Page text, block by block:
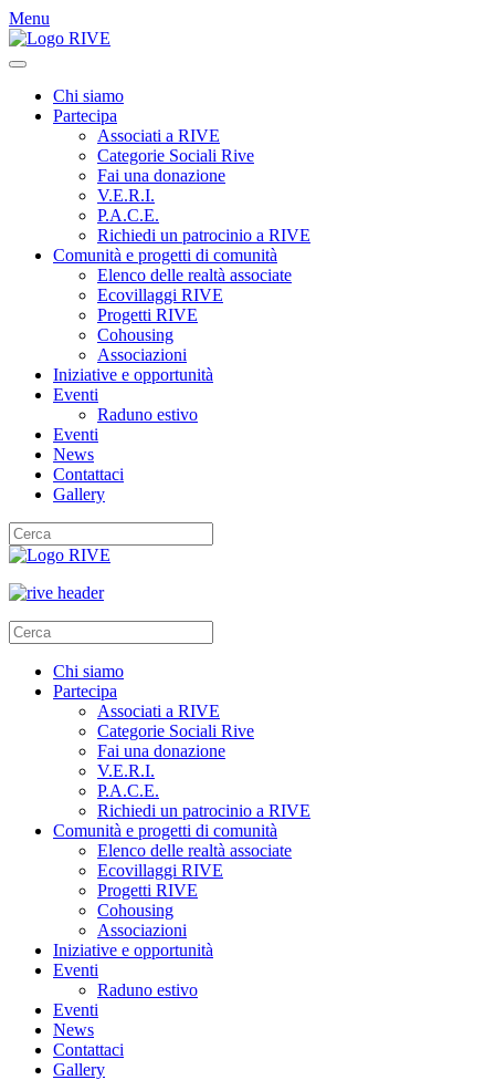
Menu
Chi siamo
Partecipa
Associati a RIVE
Categorie Sociali Rive
Fai una donazione
V.E.R.I.
P.A.C.E.
Richiedi un patrocinio a RIVE
Comunità e progetti di comunità
Elenco delle realtà associate
Ecovillaggi RIVE
Progetti RIVE
Cohousing
Associazioni
Iniziative e opportunità
Eventi
Raduno estivo
Eventi
News
Contattaci
Gallery
Chi siamo
Partecipa
Associati a RIVE
Categorie Sociali Rive
Fai una donazione
V.E.R.I.
P.A.C.E.
Richiedi un patrocinio a RIVE
Comunità e progetti di comunità
Elenco delle realtà associate
Ecovillaggi RIVE
Progetti RIVE
Cohousing
Associazioni
Iniziative e opportunità
Eventi
Raduno estivo
Eventi
News
Contattaci
Gallery